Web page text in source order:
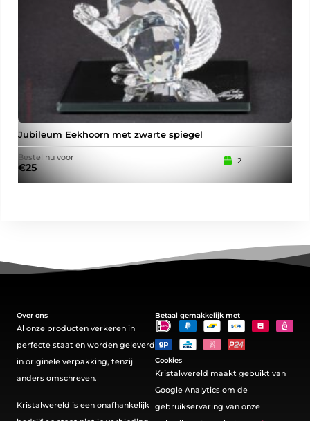
Jubileum Eekhoorn met zwarte spiegel
Bestel nu voor
€25
2
Over ons
Al onze producten verkeren in
perfecte staat en worden geleverd
in originele verpakking, tenzij
anders omschreven.
Kristalwereld is een onafhankelijk
Betaal gemakkelijk met
Cookies
Kristalwereld maakt gebuikt van
Google Analytics om de
gebruikservaring van onze